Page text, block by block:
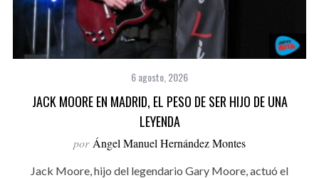
6 agosto, 2026
JACK MOORE EN MADRID, EL PESO DE SER HIJO DE UNA
LEYENDA
por Ángel Manuel Hernández Montes
Jack Moore, hijo del legendario Gary Moore, actuó el